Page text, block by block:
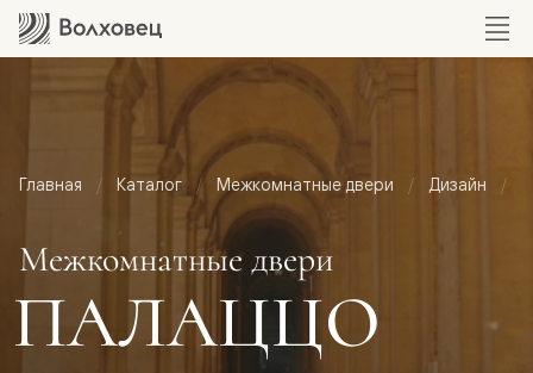
Главная Каталог Межкомнатные двери Дизайн
Межкомнатные двери
ПАЛАЦЦО